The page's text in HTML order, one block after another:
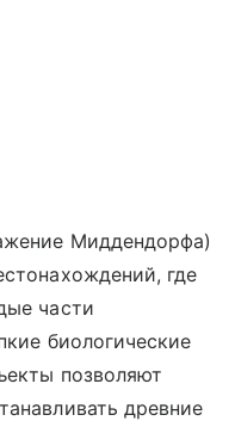
Миддендорфа)
где
части
биологические
позволяют
древние